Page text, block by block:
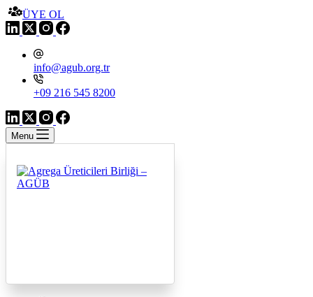
ÜYE OL
info@agub.org.tr
+09 216 545 8200
Menu